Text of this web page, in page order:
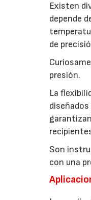
Existen
depende
de
presión.
La
Son
con una